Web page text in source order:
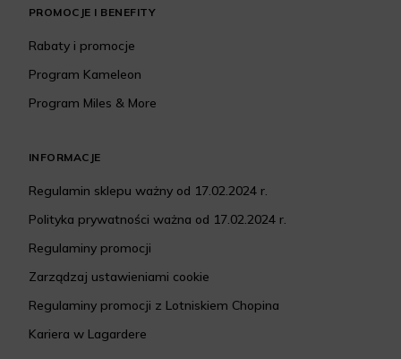
PROMOCJE I BENEFITY
Rabaty i promocje
Program Kameleon
Program Miles & More
INFORMACJE
Regulamin sklepu ważny od 17.02.2024 r.
Polityka prywatności ważna od 17.02.2024 r.
Regulaminy promocji
Zarządzaj ustawieniami cookie
Regulaminy promocji z Lotniskiem Chopina
Kariera w Lagardere